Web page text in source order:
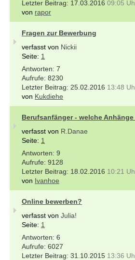
17.03.2016 09:05
von rapor
Fragen zur Bewerbung
verfasst von Nickii
Seite: 1
7
8230
25.02.2016 13:48
von Kukdiehe
Berufsanfänger - welche
verfasst von R.Danae
Seite: 1
9
9128
18.02.2016 10:21
von Ivanhoe
Online bewerben?
verfasst von Julia!
Seite: 1
6
6027
31.10.2015 13:36